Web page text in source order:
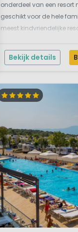
onderdeel van een resort
geschikt voor de hele
meest kindvriendelijke
speelattributen, maar ook
Bekijk details